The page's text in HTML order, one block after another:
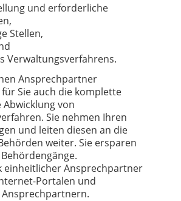
und erforderliche
Stellen,
Verwaltungsverfahrens.
Ansprechpartner
Sie auch die komplette
von
Sie nehmen Ihren
und leiten diesen an die
weiter. Sie ersparen
einheitlicher Ansprechpartner
Portalen und